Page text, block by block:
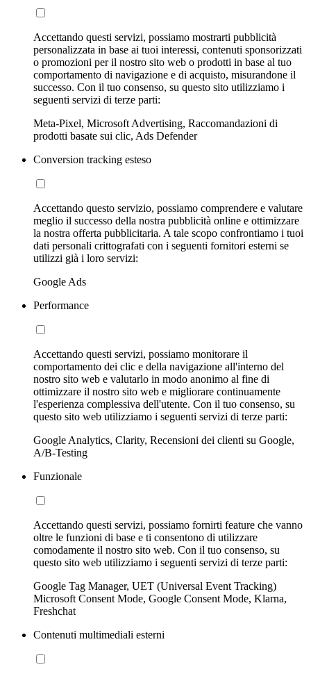
Accettando questi servizi, possiamo mostrarti pubblicità
personalizzata in base ai tuoi interessi, contenuti sponsorizzati
o promozioni per il nostro sito web o prodotti in base al tuo
comportamento di navigazione e di acquisto, misurandone il
successo. Con il tuo consenso, su questo sito utilizziamo i
seguenti servizi di terze parti:
Meta-Pixel, Microsoft Advertising, Raccomandazioni di
prodotti basate sui clic, Ads Defender
Conversion tracking esteso
Accettando questo servizio, possiamo comprendere e valutare
meglio il successo della nostra pubblicità online e ottimizzare
la nostra offerta pubblicitaria. A tale scopo confrontiamo i tuoi
dati personali crittografati con i seguenti fornitori esterni se
utilizzi già i loro servizi:
Google Ads
Performance
Accettando questi servizi, possiamo monitorare il
comportamento dei clic e della navigazione all'interno del
nostro sito web e valutarlo in modo anonimo al fine di
ottimizzare il nostro sito web e migliorare continuamente
l'esperienza complessiva dell'utente. Con il tuo consenso, su
questo sito web utilizziamo i seguenti servizi di terze parti:
Google Analytics, Clarity, Recensioni dei clienti su Google,
A/B-Testing
Funzionale
Accettando questi servizi, possiamo fornirti feature che vanno
oltre le funzioni di base e ti consentono di utilizzare
comodamente il nostro sito web. Con il tuo consenso, su
questo sito web utilizziamo i seguenti servizi di terze parti:
Google Tag Manager, UET (Universal Event Tracking)
Microsoft Consent Mode, Google Consent Mode, Klarna,
Freshchat
Contenuti multimediali esterni